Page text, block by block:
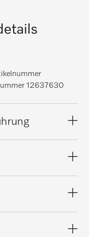
12637630
[Anzahl]